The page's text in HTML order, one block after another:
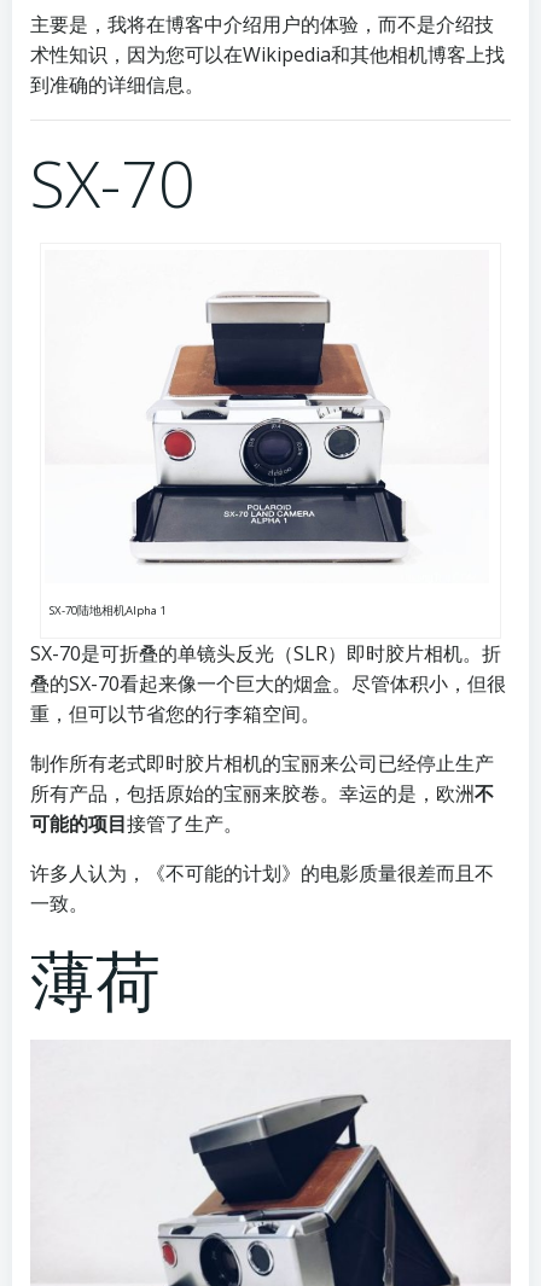
主要是，我将在博客中介绍用户的体验，而不是介绍技
术性知识，因为您可以在Wikipedia和其他相机博客上找
到准确的详细信息。
SX-70
SX-70陆地相机Alpha 1
SX-70是可折叠的单镜头反光（SLR）即时胶片相机。折
叠的SX-70看起来像一个巨大的烟盒。尽管体积小，但很
重，但可以节省您的行李箱空间。
制作所有老式即时胶片相机的宝丽来公司已经停止生产
所有产品，包括原始的宝丽来胶卷。幸运的是，欧洲不
可能的项目接管了生产。
许多人认为，《不可能的计划》的电影质量很差而且不
一致。
薄荷